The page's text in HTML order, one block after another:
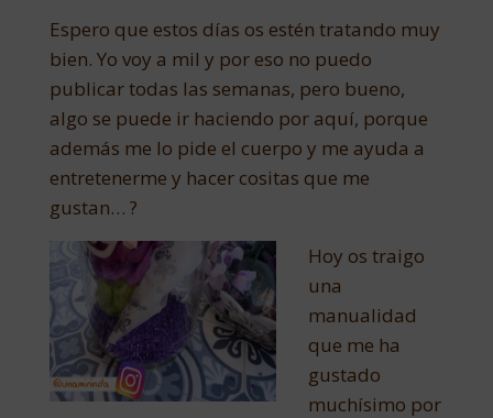
Espero que estos días os estén tratando muy
bien. Yo voy a mil y por eso no puedo
publicar todas las semanas, pero bueno,
algo se puede ir haciendo por aquí, porque
además me lo pide el cuerpo y me ayuda a
entretenerme y hacer cositas que me
gustan… ?
Hoy os traigo
una
manualidad
que me ha
gustado
muchísimo por